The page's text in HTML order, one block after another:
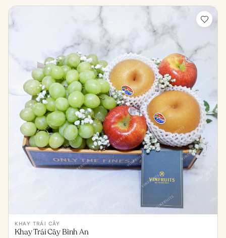
KHAY TRÁI CÂY
Khay Trái Cây Bình An